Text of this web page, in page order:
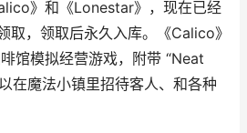
》和《Lonestar》，现在已经
取，领取后永久入库。《Calico》
馆模拟经营游戏，附带 “Neat
在魔法小镇里招待客人、和各种